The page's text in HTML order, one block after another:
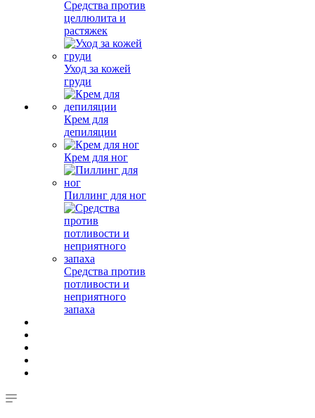
Средства против
целлюлита и
растяжек
Уход за кожей
груди
Крем для
депиляции
Крем для ног
Пиллинг для ног
Средства против
потливости и
неприятного
запаха